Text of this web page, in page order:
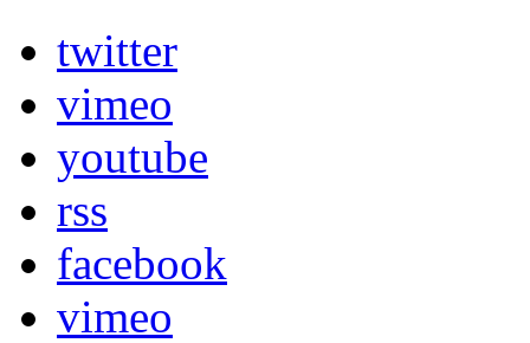
twitter
vimeo
youtube
rss
facebook
vimeo